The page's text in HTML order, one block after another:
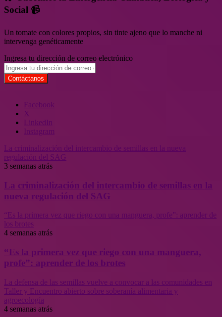
Social 📹
Un tomate con colores propios, sin tinte ajeno que lo manche ni
intervenga genéticamente
Ingresa tu dirección de correo electrónico
Facebook
X
LinkedIn
Instagram
La criminalización del intercambio de semillas en la nueva
regulación del SAG
3 semanas atrás
La criminalización del intercambio de semillas en la
nueva regulación del SAG
“Es la primera vez que riego con una manguera, profe”: aprender de
los brotes
4 semanas atrás
“Es la primera vez que riego con una manguera,
profe”: aprender de los brotes
La defensa de las semillas vuelve a convocar a las comunidades en
Taller y Encuentro abierto sobre soberanía alimentaria y
agroecología
4 semanas atrás